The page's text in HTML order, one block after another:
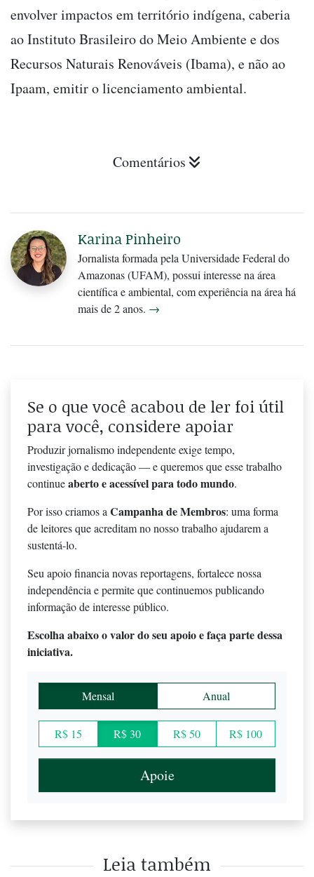
envolver impactos em território indígena, caberia
ao Instituto Brasileiro do Meio Ambiente e dos
Recursos Naturais Renováveis (Ibama), e não ao
Ipaam, emitir o licenciamento ambiental.
Comentários
Karina Pinheiro
Jornalista formada pela Universidade Federal do
Amazonas (UFAM), possui interesse na área
científica e ambiental, com experiência na área há
mais de 2 anos. →
Se o que você acabou de ler foi útil
para você, considere apoiar
Produzir jornalismo independente exige tempo,
investigação e dedicação — e queremos que esse trabalho
continueaberto e acessível para todo mundo.
Por isso criamos a Campanha de Membros: uma forma
de leitores que acreditam no nosso trabalho ajudarem a
sustentá-lo.
Seu apoio financia novas reportagens, fortalece nossa
independência e permite que continuemos publicando
informação de interesse público.
Escolha abaixo o valor do seu apoio e faça parte dessa
iniciativa.
Mensal Anual
R$ 15 R$ 30 R$ 50 R$ 100
Apoie
Leia também